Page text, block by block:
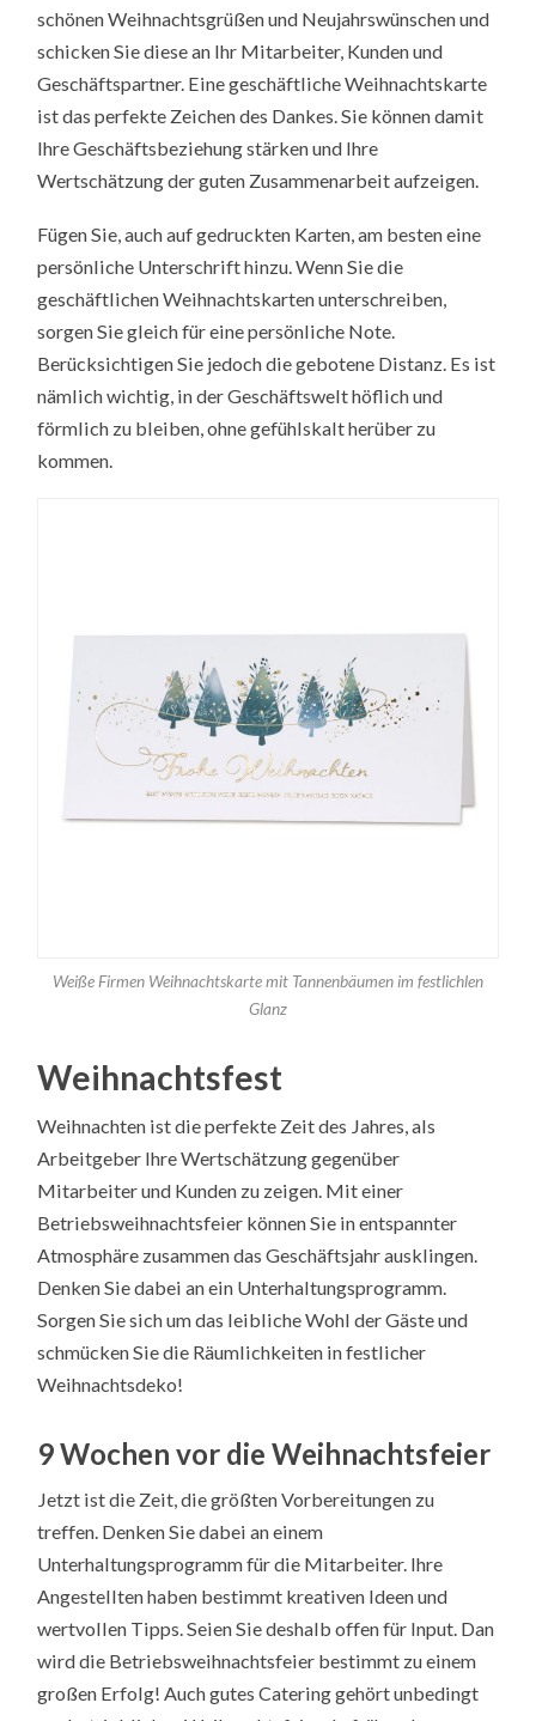
schönen Weihnachtsgrüßen und Neujahrswünschen und
schicken Sie diese an Ihr Mitarbeiter, Kunden und
Geschäftspartner. Eine geschäftliche Weihnachtskarte
ist das perfekte Zeichen des Dankes. Sie können damit
Ihre Geschäftsbeziehung stärken und Ihre
Wertschätzung der guten Zusammenarbeit aufzeigen.
Fügen Sie, auch auf gedruckten Karten, am besten eine
persönliche Unterschrift hinzu. Wenn Sie die
geschäftlichen Weihnachtskarten unterschreiben,
sorgen Sie gleich für eine persönliche Note.
Berücksichtigen Sie jedoch die gebotene Distanz. Es ist
nämlich wichtig, in der Geschäftswelt höflich und
förmlich zu bleiben, ohne gefühlskalt herüber zu
kommen.
Weiße Firmen Weihnachtskarte mit Tannenbäumen im festlichlen
Glanz
Weihnachtsfest
Weihnachten ist die perfekte Zeit des Jahres, als
Arbeitgeber Ihre Wertschätzung gegenüber
Mitarbeiter und Kunden zu zeigen. Mit einer
Betriebsweihnachtsfeier können Sie in entspannter
Atmosphäre zusammen das Geschäftsjahr ausklingen.
Denken Sie dabei an ein Unterhaltungsprogramm.
Sorgen Sie sich um das leibliche Wohl der Gäste und
schmücken Sie die Räumlichkeiten in festlicher
Weihnachtsdeko!
9 Wochen vor die Weihnachtsfeier
Jetzt ist die Zeit, die größten Vorbereitungen zu
treffen. Denken Sie dabei an einem
Unterhaltungsprogramm für die Mitarbeiter. Ihre
Angestellten haben bestimmt kreativen Ideen und
wertvollen Tipps. Seien Sie deshalb offen für Input. Dan
wird die Betriebsweihnachtsfeier bestimmt zu einem
großen Erfolg! Auch gutes Catering gehört unbedingt